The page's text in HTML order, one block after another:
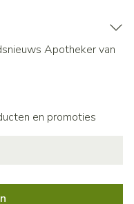
Apotheker van
en promoties